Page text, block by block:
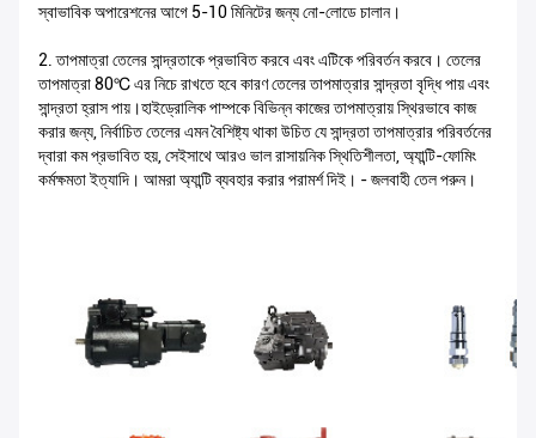
স্বাভাবিক অপারেশনের আগে 5-10 মিনিটের জন্য নো-লোডে চালান।
2. তাপমাত্রা তেলের সান্দ্রতাকে প্রভাবিত করবে এবং এটিকে পরিবর্তন করবে। তেলের
তাপমাত্রা 80℃ এর নিচে রাখতে হবে কারণ তেলের তাপমাত্রার সান্দ্রতা বৃদ্ধি পায় এবং
সান্দ্রতা হ্রাস পায়।হাইড্রোলিক পাম্পকে বিভিন্ন কাজের তাপমাত্রায় স্থিরভাবে কাজ
করার জন্য, নির্বাচিত তেলের এমন বৈশিষ্ট্য থাকা উচিত যে সান্দ্রতা তাপমাত্রার পরিবর্তনের
দ্বারা কম প্রভাবিত হয়, সেইসাথে আরও ভাল রাসায়নিক স্থিতিশীলতা, অ্যান্টি-ফোমিং
কর্মক্ষমতা ইত্যাদি। আমরা অ্যান্টি ব্যবহার করার পরামর্শ দিই। - জলবাহী তেল পরুন।